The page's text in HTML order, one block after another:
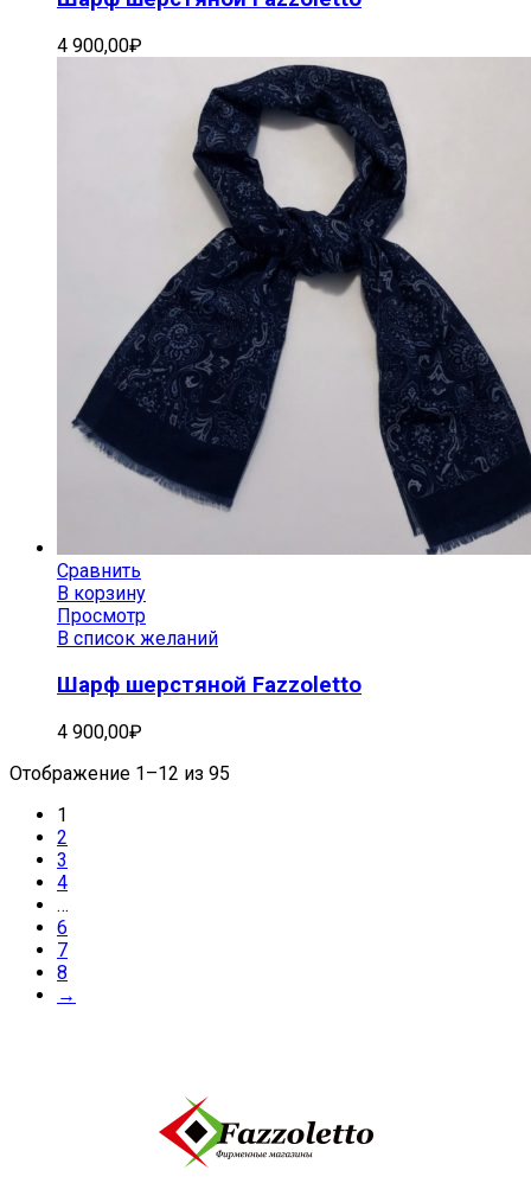
4 900,00₽
Сравнить
В корзину
Просмотр
В список желаний
Шарф шерстяной Fazzoletto
4 900,00₽
Отображение 1–12 из 95
1
2
3
4
…
6
7
8
→